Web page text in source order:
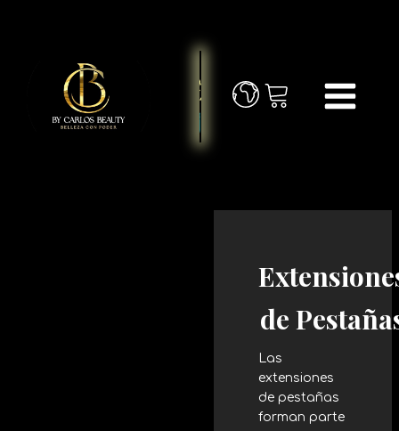
de
Las
extensiones
de pestañas
forman parte